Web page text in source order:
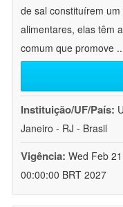
de sal constituírem
alimentares, elas têm
comum que promove
Instituição/UF/País:
Janeiro - RJ - Brasil
Vigência: Wed Feb
00:00:00 BRT 2027